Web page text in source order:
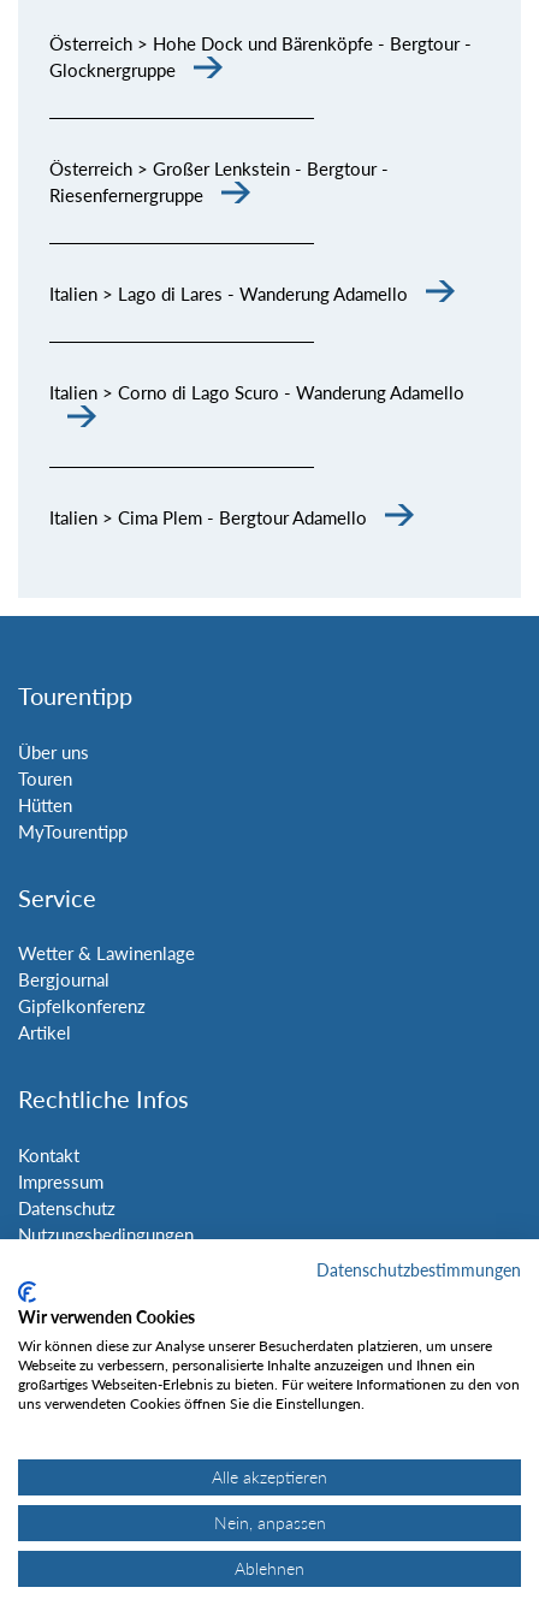
Österreich > Hohe Dock und Bärenköpfe - Bergtour -
Glocknergruppe
Österreich > Großer Lenkstein - Bergtour -
Riesenfernergruppe
Italien > Lago di Lares - Wanderung Adamello
Italien > Corno di Lago Scuro - Wanderung Adamello
Italien > Cima Plem - Bergtour Adamello
Tourentipp
Über uns
Touren
Hütten
MyTourentipp
Service
Wetter & Lawinenlage
Bergjournal
Gipfelkonferenz
Artikel
Rechtliche Infos
Kontakt
Impressum
Datenschutz
Nutzungsbedingungen
Social Media
Gefällt mir
Datenschutzbestimmungen
Wir verwenden Cookies
Wir können diese zur Analyse unserer Besucherdaten platzieren, um unsere
Webseite zu verbessern, personalisierte Inhalte anzuzeigen und Ihnen ein
großartiges Webseiten-Erlebnis zu bieten. Für weitere Informationen zu den von
uns verwendeten Cookies öffnen Sie die Einstellungen.
Alle akzeptieren
Nein, anpassen
Ablehnen